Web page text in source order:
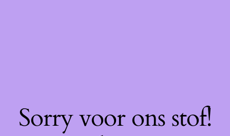
Sorry voor ons stof!